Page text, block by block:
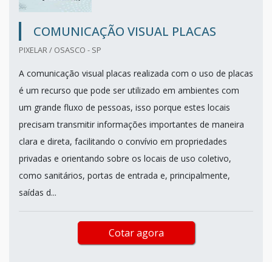
COMUNICAÇÃO VISUAL PLACAS
PIXELAR / OSASCO - SP
A comunicação visual placas realizada com o uso de placas
é um recurso que pode ser utilizado em ambientes com
um grande fluxo de pessoas, isso porque estes locais
precisam transmitir informações importantes de maneira
clara e direta, facilitando o convívio em propriedades
privadas e orientando sobre os locais de uso coletivo,
como sanitários, portas de entrada e, principalmente,
saídas d...
Cotar agora